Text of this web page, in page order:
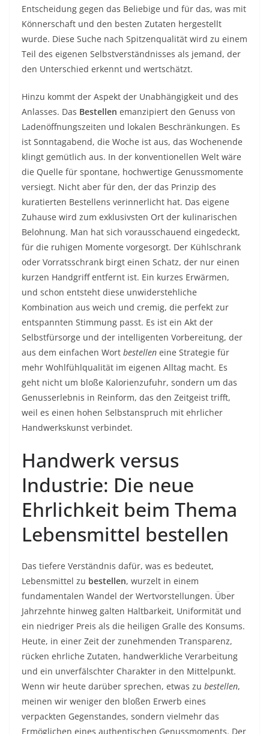
Entscheidung gegen das Beliebige und für das, was mit
Könnerschaft und den besten Zutaten hergestellt
wurde. Diese Suche nach Spitzenqualität wird zu einem
Teil des eigenen Selbstverständnisses als jemand, der
den Unterschied erkennt und wertschätzt.
Hinzu kommt der Aspekt der Unabhängigkeit und des
Anlasses. Das Bestellen emanzipiert den Genuss von
Ladenöffnungszeiten und lokalen Beschränkungen. Es
ist Sonntagabend, die Woche ist aus, das Wochenende
klingt gemütlich aus. In der konventionellen Welt wäre
die Quelle für spontane, hochwertige Genussmomente
versiegt. Nicht aber für den, der das Prinzip des
kuratierten Bestellens verinnerlicht hat. Das eigene
Zuhause wird zum exklusivsten Ort der kulinarischen
Belohnung. Man hat sich vorausschauend eingedeckt,
für die ruhigen Momente vorgesorgt. Der Kühlschrank
oder Vorratsschrank birgt einen Schatz, der nur einen
kurzen Handgriff entfernt ist. Ein kurzes Erwärmen,
und schon entsteht diese unwiderstehliche
Kombination aus weich und cremig, die perfekt zur
entspannten Stimmung passt. Es ist ein Akt der
Selbstfürsorge und der intelligenten Vorbereitung, der
aus dem einfachen Wort bestellen eine Strategie für
mehr Wohlfühlqualität im eigenen Alltag macht. Es
geht nicht um bloße Kalorienzufuhr, sondern um das
Genusserlebnis in Reinform, das den Zeitgeist trifft,
weil es einen hohen Selbstanspruch mit ehrlicher
Handwerkskunst verbindet.
Handwerk versus
Industrie: Die neue
Ehrlichkeit beim Thema
Lebensmittel bestellen
Das tiefere Verständnis dafür, was es bedeutet,
Lebensmittel zu bestellen, wurzelt in einem
fundamentalen Wandel der Wertvorstellungen. Über
Jahrzehnte hinweg galten Haltbarkeit, Uniformität und
ein niedriger Preis als die heiligen Gralle des Konsums.
Heute, in einer Zeit der zunehmenden Transparenz,
rücken ehrliche Zutaten, handwerkliche Verarbeitung
und ein unverfälschter Charakter in den Mittelpunkt.
Wenn wir heute darüber sprechen, etwas zu bestellen,
meinen wir weniger den bloßen Erwerb eines
verpackten Gegenstandes, sondern vielmehr das
Ermöglichen eines authentischen Genussmoments. Der